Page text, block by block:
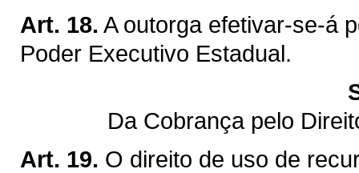
Art. 18. A outorga efetivar-se-á
Poder Executivo Estadual.
Da Cobrança pelo
Art. 19. O direito de uso de